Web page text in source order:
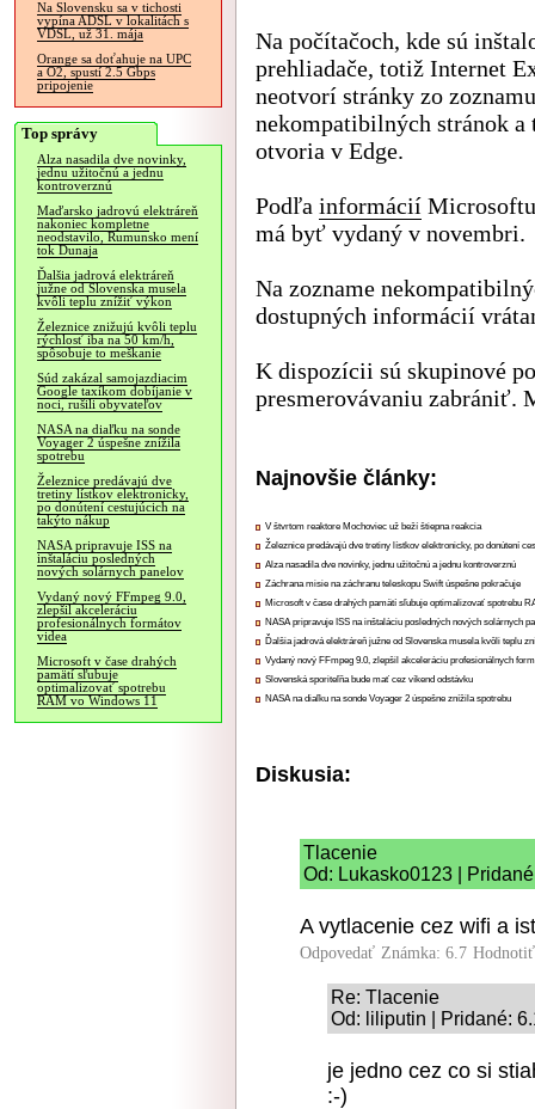
Na Slovensku sa v tichosti
vypína ADSL v lokalitách s
VDSL, už 31. mája
Orange sa doťahuje na UPC
a O2, spustí 2.5 Gbps
pripojenie
Top správy
Alza nasadila dve novinky,
jednu užitočnú a jednu
kontroverznú
Maďarsko jadrovú elektráreň
nakoniec kompletne
neodstavilo, Rumunsko mení
tok Dunaja
Ďalšia jadrová elektráreň
južne od Slovenska musela
kvôli teplu znížiť výkon
Železnice znižujú kvôli teplu
rýchlosť iba na 50 km/h,
spôsobuje to meškanie
Súd zakázal samojazdiacim
Google taxíkom dobíjanie v
noci, rušili obyvateľov
NASA na diaľku na sonde
Voyager 2 úspešne znížila
spotrebu
Železnice predávajú dve
tretiny lístkov elektronicky,
po donútení cestujúcich na
takýto nákup
NASA pripravuje ISS na
inštaláciu posledných
nových solárnych panelov
Vydaný nový FFmpeg 9.0,
zlepšil akceleráciu
profesionálnych formátov
videa
Microsoft v čase drahých
pamätí sľubuje
optimalizovať spotrebu
RAM vo Windows 11
Na počítačoch, kde sú
prehliadače, totiž Internet
neotvorí stránky zo zoznamu
nekompatibilných stránok a
otvoria v Edge.
Podľa informácií
má byť vydaný v novembri.
Na zozname
dostupných informácií
K dispozícii sú skupinové
presmerovávaniu zabrániť.
Najnovšie články:
V štvrtom reaktore Mochoviec už beží štiepna reakcia
Železnice predávajú dve tretiny lístkov elektronicky, po donútení
Alza nasadila dve novinky, jednu užitočnú a jednu kontroverznú
Záchrana misie na záchranu teleskopu Swift úspešne pokračuje
Microsoft v čase drahých pamätí sľubuje optimalizovať spotrebu
NASA pripravuje ISS na inštaláciu posledných nových solárnych
Ďalšia jadrová elektráreň južne od Slovenska musela kvôli teplu
Vydaný nový FFmpeg 9.0, zlepšil akceleráciu profesionálnych
Slovenská sporiteľňa bude mať cez víkend odstávku
NASA na diaľku na sonde Voyager 2 úspešne znížila spotrebu
Diskusia:
Tlacenie
Od: Lukasko0123 |
A vytlacenie cez wifi a
Odpovedať Známka: 6.7
Re: Tlacenie
Od: liliputin | Pridané:
je jedno cez co si
:-)